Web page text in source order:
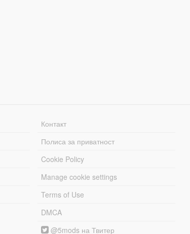
Контакт
Полиса за приватност
Cookie Policy
Manage cookie settings
Terms of Use
DMCA
@5mods на Твитер